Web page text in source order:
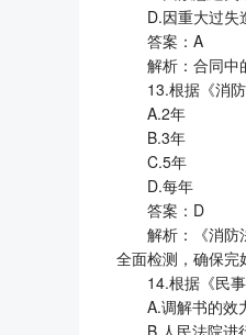
D.因重大过失
答案：A
解析：合同中
13.根据《消
A.2年
B.3年
C.5年
D.每年
答案：D
解析：《消防
全面检测，确保完
14.根据《民
A.调解书的效